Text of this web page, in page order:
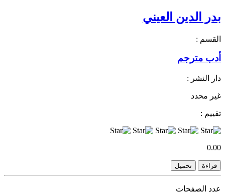
بدر الدين العيني
القسم :
أدب مترجم
دار النشر :
غير محدد
تقييم :
0.00
قراءة تحميل
عدد الصفحات